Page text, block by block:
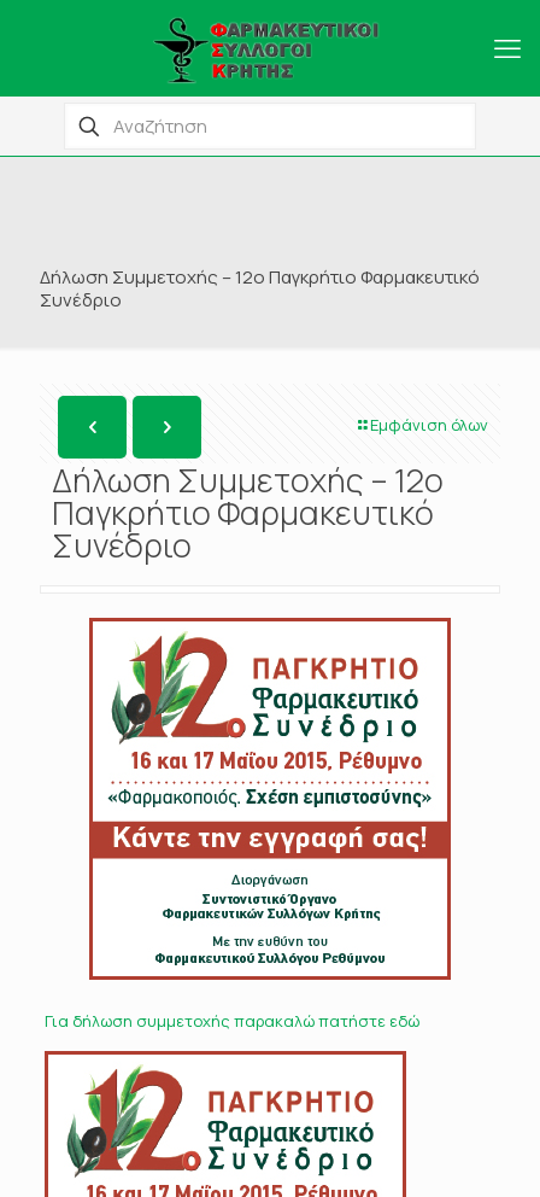
Δήλωση Συμμετοχής – 12ο Παγκρήτιο Φαρμακευτικό
Συνέδριο
Εμφάνιση όλων
Δήλωση Συμμετοχής – 12ο
Παγκρήτιο Φαρμακευτικό
Συνέδριο
Για δήλωση συμμετοχής παρακαλώ πατήστε εδώ